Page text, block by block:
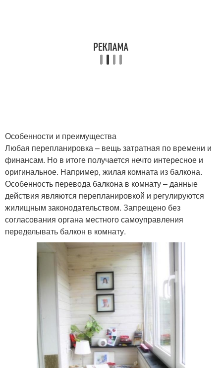
Особенности и преимущества
Любая перепланировка – вещь затратная по времени и
финансам. Но в итоге получается нечто интересное и
оригинальное. Например, жилая комната из балкона.
Особенность перевода балкона в комнату – данные
действия являются перепланировкой и регулируются
жилищным законодательством. Запрещено без
согласования органа местного самоуправления
переделывать балкон в комнату.